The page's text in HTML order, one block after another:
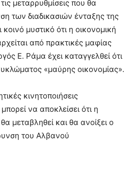
μεταρρυθμίσεις που θα
των διαδικασιών ένταξης της
μυστικό ότι η οικονομική
από πρακτικές μαφίας
Ε. Ράμα έχει καταγγελθεί ότι
«μαύρης οικονομίας».
κινητοποιήσεις
να αποκλείσει ότι η
μεταβληθεί και θα ανοίξει ο
του Αλβανού